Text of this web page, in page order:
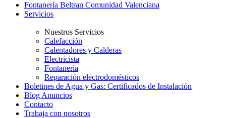
Fontanería Beltran Comunidad Valenciana
Servicios
Nuestros Servicios
Calefacción
Calentadores y Calderas
Electricista
Fontanería
Reparación electrodomésticos
Boletines de Agua y Gas: Certificados de Instalación
Blog Anuncios
Contacto
Trabaja con nosotros